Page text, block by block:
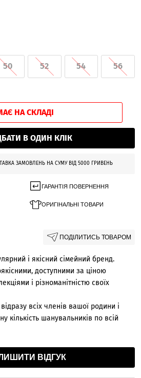
50 52 54 56
НА СКЛАДІ
В ОДИН КЛІК
ЗАМОВЛЕНЬ НА СУМУ ВІД 5000 ГРИВЕНЬ
ГАРАНТІЯ ПОВЕРНЕННЯ
ОРИГІНАЛЬНІ ТОВАРИ
ПОДІЛИТИСЬ ТОВАРОМ
і якісний сімейний бренд.
доступними за ціною
і різноманітністю своїх
всіх членів вашої родини і
кількість шанувальників по всій
ВІДГУК